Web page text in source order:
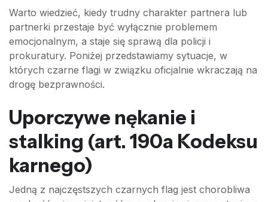
Warto wiedzieć, kiedy trudny charakter partnera lub
partnerki przestaje być wyłącznie problemem
emocjonalnym, a staje się sprawą dla policji i
prokuratury. Poniżej przedstawiamy sytuacje, w
których czarne flagi w związku oficjalnie wkraczają na
drogę bezprawności.
Uporczywe nękanie i
stalking (art. 190a Kodeksu
karnego)
Jedną z najczęstszych czarnych flag jest chorobliwa